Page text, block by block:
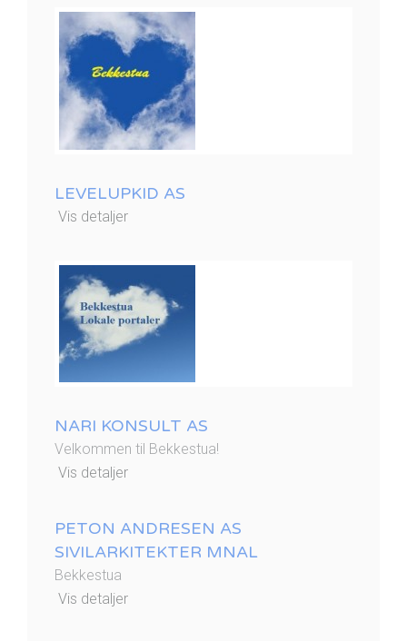
LEVELUPKID AS
Vis detaljer
NARI KONSULT AS
Velkommen til Bekkestua!
Vis detaljer
PETON ANDRESEN AS
SIVILARKITEKTER MNAL
Bekkestua
Vis detaljer